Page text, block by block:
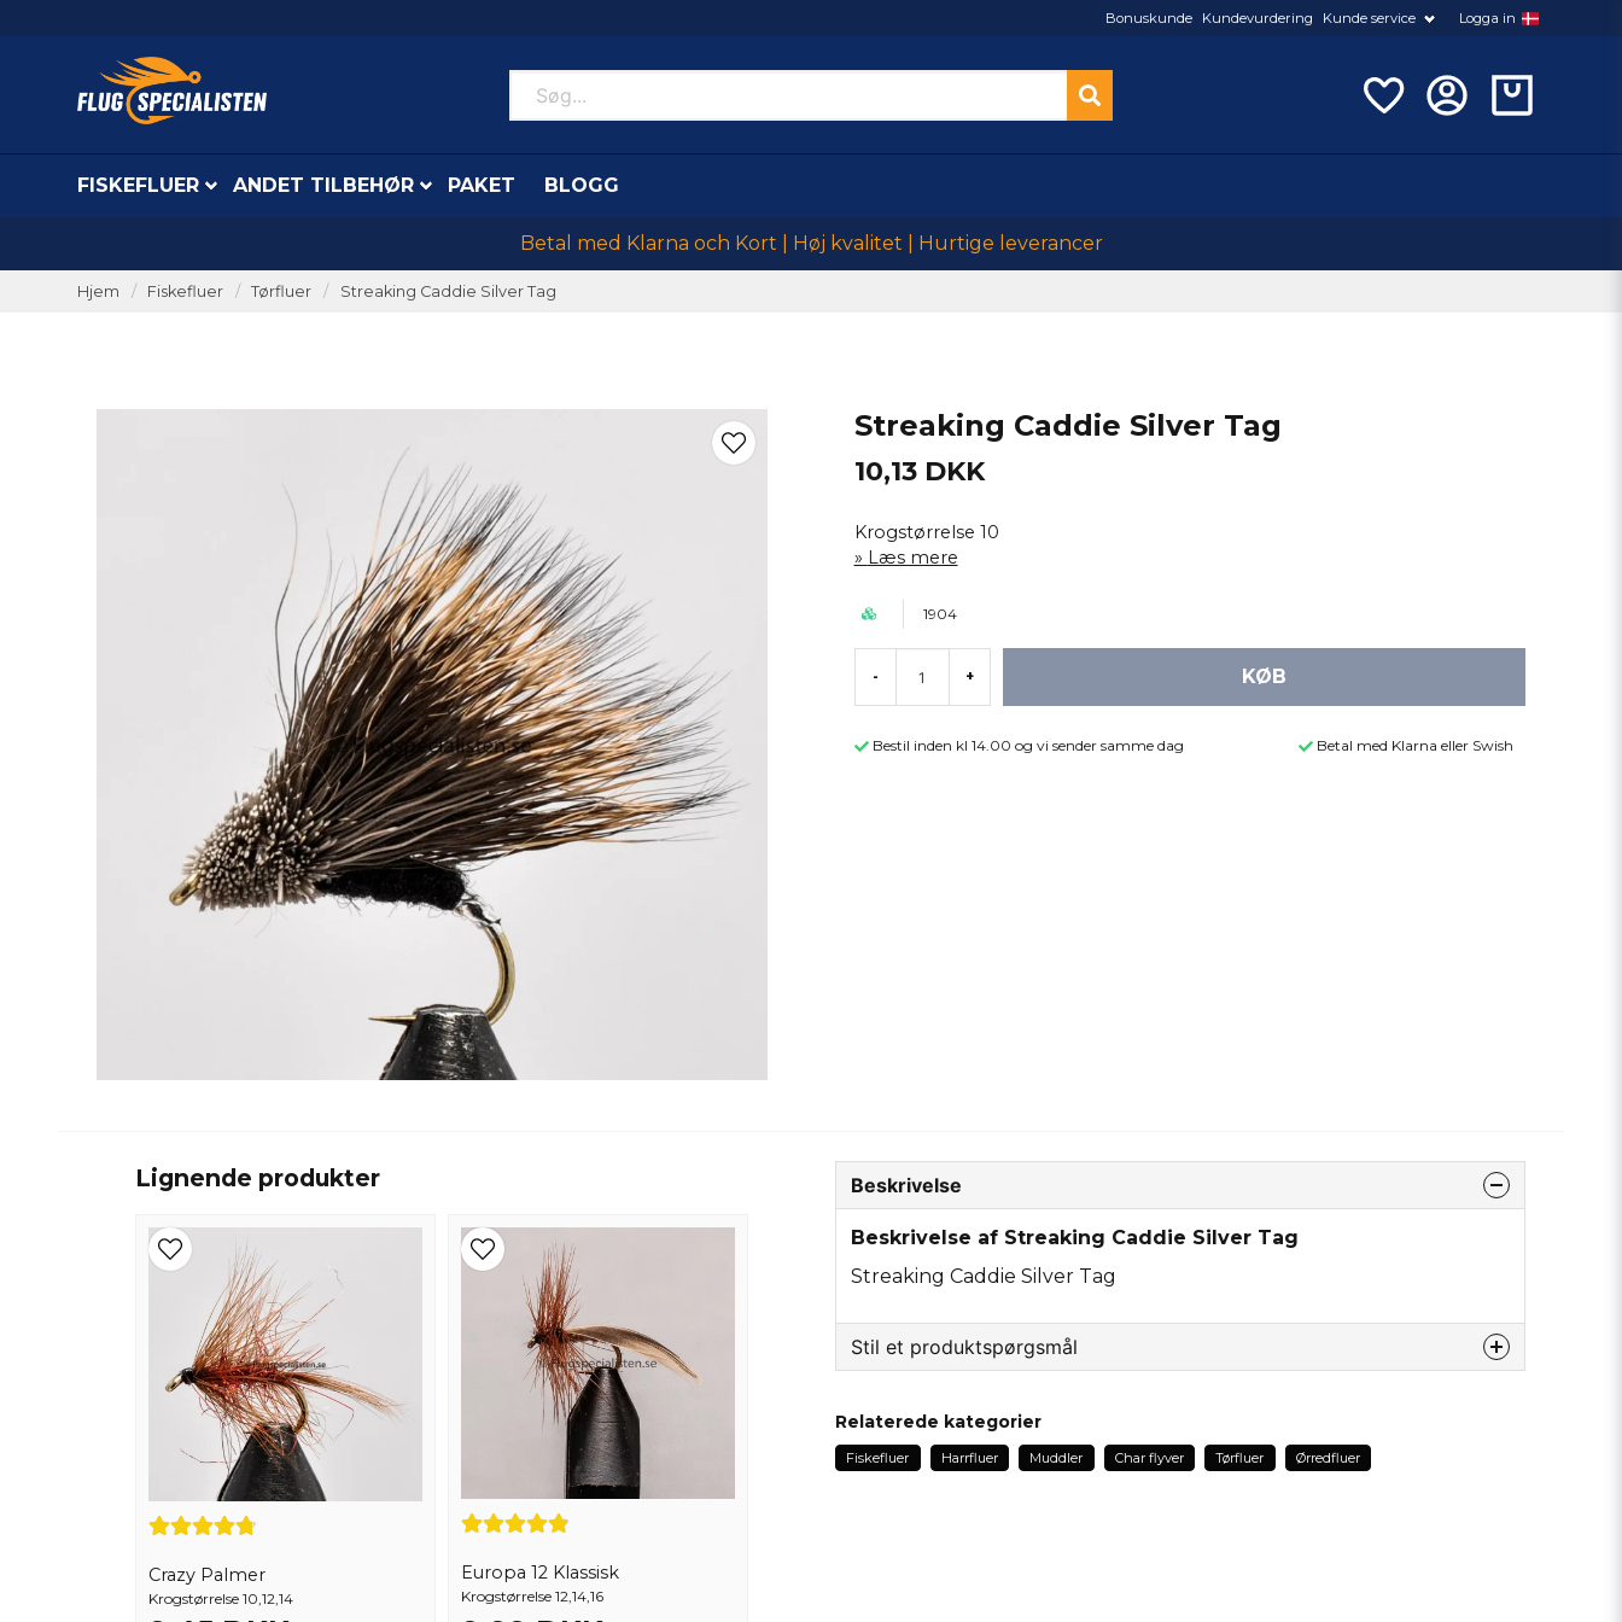
Bonuskunde Kundevurdering Kunde service Logga in
FISKEFLUER ANDET TILBEHØR PAKET BLOGG
Betal med Klarna och Kort | Høj kvalitet | Hurtige leverancer
Hjem Fiskefluer Tørfluer Streaking Caddie Silver Tag
Streaking Caddie Silver Tag
10,13 DKK
Krogstørrelse 10
Læs mere
1904
- + KØB
Bestil inden kl 14.00 og vi sender samme dag Betal med Klarna eller Swish
Lignende produkter
Crazy Palmer
Krogstørrelse 10,12,14
Europa 12 Klassisk
Krogstørrelse 12,14,16
Beskrivelse
Beskrivelse af Streaking Caddie Silver Tag
Streaking Caddie Silver Tag
Stil et produktspørgsmål
Spørg os om noget om dette produkt...
Relaterede kategorier
Fiskefluer Harrfluer Muddler Char flyver Tørfluer Ørredfluer